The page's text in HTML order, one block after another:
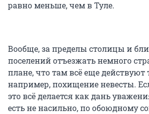
равно меньше, чем в Туле.
Вообще, за пределы столицы и
поселений отъезжать немного
плане, что там всё еще действуют
например, похищение невесты.
это всё делается как дань
есть не насильно, по обоюдному